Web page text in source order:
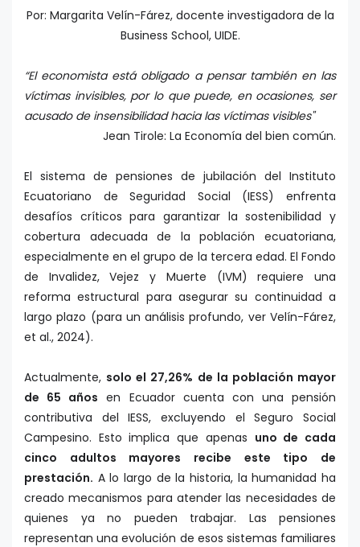
Por: Margarita Velín-Fárez, docente investigadora de la
Business School, UIDE.
“El economista está obligado a pensar también en las
víctimas invisibles, por lo que puede, en ocasiones, ser
acusado de insensibilidad hacia las víctimas visibles"
Jean Tirole: La Economía del bien común.
El sistema de pensiones de jubilación del Instituto
Ecuatoriano de Seguridad Social (IESS) enfrenta
desafíos críticos para garantizar la sostenibilidad y
cobertura adecuada de la población ecuatoriana,
especialmente en el grupo de la tercera edad. El Fondo
de Invalidez, Vejez y Muerte (IVM) requiere una
reforma estructural para asegurar su continuidad a
largo plazo (para un análisis profundo, ver Velín-Fárez,
et al., 2024).
Actualmente, solo el 27,26% de la población mayor
de 65 años en Ecuador cuenta con una pensión
contributiva del IESS, excluyendo el Seguro Social
Campesino. Esto implica que apenas uno de cada
cinco adultos mayores recibe este tipo de
prestación. A lo largo de la historia, la humanidad ha
creado mecanismos para atender las necesidades de
quienes ya no pueden trabajar. Las pensiones
representan una evolución de esos sistemas familiares